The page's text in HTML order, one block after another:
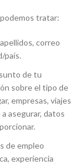
tratar:
correo
país.
de tu
sobre el tipo de
empresas, viajes
asegurar, datos
de empleo
experiencia